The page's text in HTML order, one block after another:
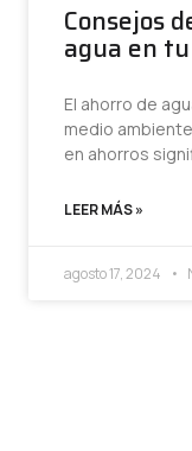
Consejos
agua en
El ahorro de
medio
en ahorros
LEER MÁS »
agosto 17, 2024